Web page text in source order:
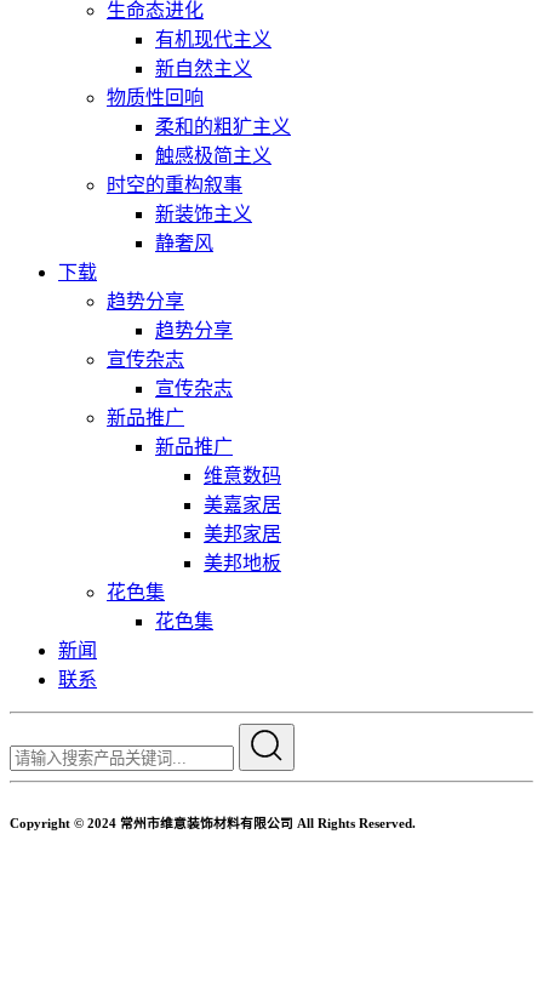
生命态进化
有机现代主义
新自然主义
物质性回响
柔和的粗犷主义
触感极简主义
时空的重构叙事
新装饰主义
静奢风
下载
趋势分享
趋势分享
宣传杂志
宣传杂志
新品推广
新品推广
维意数码
美嘉家居
美邦家居
美邦地板
花色集
花色集
新闻
联系
Copyright © 2024 常州市维意装饰材料有限公司 All Rights Reserved.